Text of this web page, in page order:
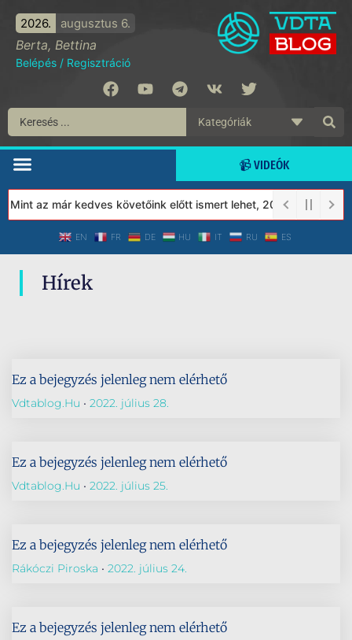
2026. augusztus 6.
Berta, Bettina
Belépés / Regisztráció
📹 VIDEÓK
az már kedves követőink előtt ismert lehet, 2023-tól a
EN FR DE HU IT RU ES
Hírek
Ez a bejegyzés jelenleg nem elérhető
Vdtablog.hu 2022. július 28.
Ez a bejegyzés jelenleg nem elérhető
Vdtablog.hu 2022. július 25.
Ez a bejegyzés jelenleg nem elérhető
Rákóczi Piroska 2022. július 24.
Ez a bejegyzés jelenleg nem elérhető